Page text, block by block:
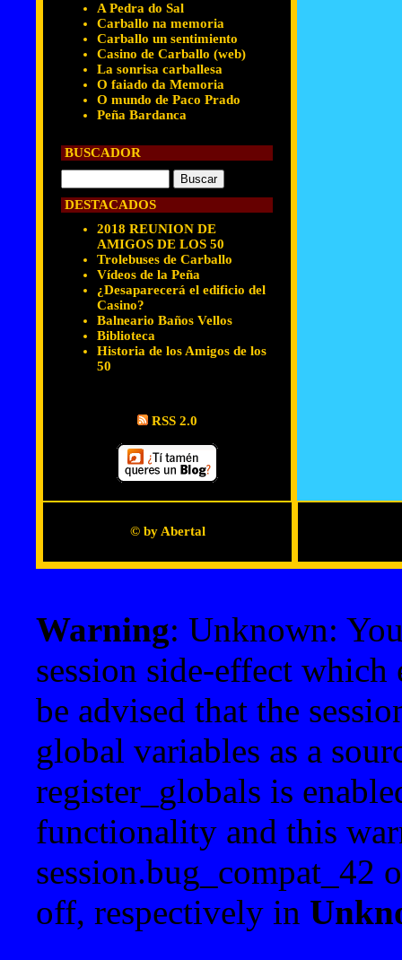
A Pedra do Sal
Carballo na memoria
Carballo un sentimiento
Casino de Carballo (web)
La sonrisa carballesa
O faiado da Memoria
O mundo de Paco Prado
Peña Bardanca
BUSCADOR
DESTACADOS
2018 REUNION DE
AMIGOS DE LOS 50
Trolebuses de Carballo
Vídeos de la Peña
¿Desaparecerá el edificio del
Casino?
Balneario Baños Vellos
Biblioteca
Historia de los Amigos de los
50
RSS 2.0
© by Abertal
Warning: Unknown:
session side-effect
be advised that the
global variables as a
register_globals is
functionality and this
session.bug_compat_42
off, respectively in